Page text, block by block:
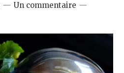
Un commentaire